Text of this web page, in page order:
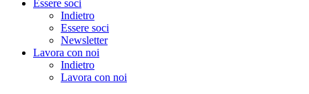
Essere soci
Indietro
Essere soci
Newsletter
Lavora con noi
Indietro
Lavora con noi